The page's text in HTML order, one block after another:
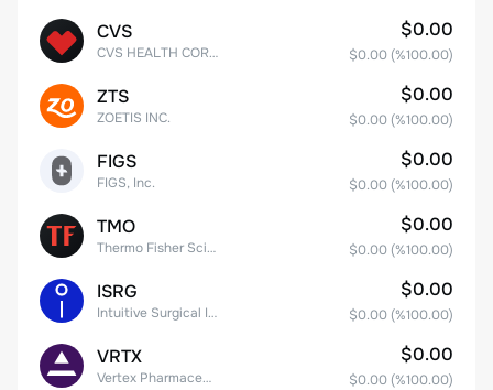
CVS
CVS HEALTH CORPORATION
$0.00
$0.00 (%100.00)
ZTS
ZOETIS INC.
$0.00
$0.00 (%100.00)
FIGS
FIGS, Inc.
$0.00
$0.00 (%100.00)
TMO
Thermo Fisher Scientific, Inc.
$0.00
$0.00 (%100.00)
ISRG
Intuitive Surgical Inc.
$0.00
$0.00 (%100.00)
VRTX
Vertex Pharmaceuticals Inc
$0.00
$0.00 (%100.00)